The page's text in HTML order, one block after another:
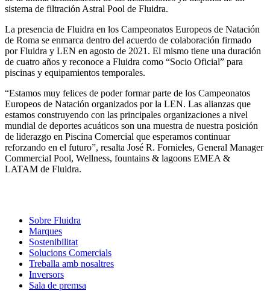
sistema de filtración Astral Pool de Fluidra.
La presencia de Fluidra en los Campeonatos Europeos de Natación
de Roma se enmarca dentro del acuerdo de colaboración firmado
por Fluidra y LEN en agosto de 2021. El mismo tiene una duración
de cuatro años y reconoce a Fluidra como “Socio Oficial” para
piscinas y equipamientos temporales.
“Estamos muy felices de poder formar parte de los Campeonatos
Europeos de Natación organizados por la LEN. Las alianzas que
estamos construyendo con las principales organizaciones a nivel
mundial de deportes acuáticos son una muestra de nuestra posición
de liderazgo en Piscina Comercial que esperamos continuar
reforzando en el futuro”, resalta José R. Fornieles, General Manager
Commercial Pool, Wellness, fountains & lagoons EMEA &
LATAM de Fluidra.
Sobre Fluidra
Marques
Sostenibilitat
Solucions Comercials
Treballa amb nosaltres
Inversors
Sala de premsa